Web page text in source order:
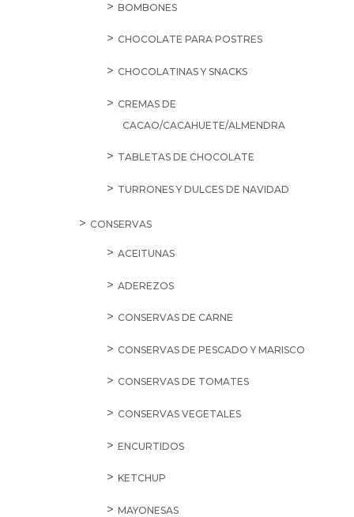
BOMBONES
CHOCOLATE PARA POSTRES
CHOCOLATINAS Y SNACKS
CREMAS DE
CACAO/CACAHUETE/ALMENDRA
TABLETAS DE CHOCOLATE
TURRONES Y DULCES DE NAVIDAD
CONSERVAS
ACEITUNAS
ADEREZOS
CONSERVAS DE CARNE
CONSERVAS DE PESCADO Y MARISCO
CONSERVAS DE TOMATES
CONSERVAS VEGETALES
ENCURTIDOS
KETCHUP
MAYONESAS